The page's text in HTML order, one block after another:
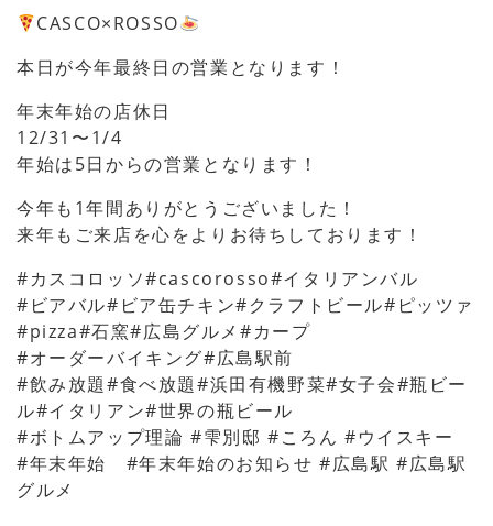
CASCO×ROSSO
本日が今年最終日の営業となります！
年末年始の店休日
12/31〜1/4
年始は5日からの営業となります！
今年も1年間ありがとうございました！
来年もご来店を心をよりお待ちしております！
#カスコロッソ#cascorosso#イタリアンバル
#ビアバル#ビア缶チキン#クラフトビール#ピッツァ
#pizza#石窯#広島グルメ#カープ
#オーダーバイキング#広島駅前
#飲み放題#食べ放題#浜田有機野菜#女子会#瓶ビー
ル#イタリアン#世界の瓶ビール
#ボトムアップ理論 #雫別邸 #ころん #ウイスキー
#年末年始 #年末年始のお知らせ #広島駅 #広島駅
グルメ